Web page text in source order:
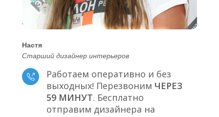
Настя
Старший дизайнер интерьеров
Работаем оперативно и без
выходных! Перезвоним ЧЕРЕЗ
59 МИНУТ. Бесплатно
отправим дизайнера на